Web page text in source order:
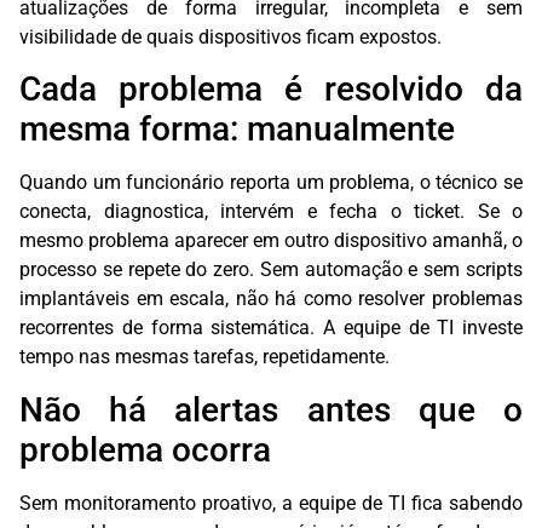
atualizações de forma irregular, incompleta e sem
visibilidade de quais dispositivos ficam expostos.
Cada problema é resolvido da
mesma forma: manualmente
Quando um funcionário reporta um problema, o técnico se
conecta, diagnostica, intervém e fecha o ticket. Se o
mesmo problema aparecer em outro dispositivo amanhã, o
processo se repete do zero. Sem automação e sem scripts
implantáveis em escala, não há como resolver problemas
recorrentes de forma sistemática. A equipe de TI investe
tempo nas mesmas tarefas, repetidamente.
Não há alertas antes que o
problema ocorra
Sem monitoramento proativo, a equipe de TI fica sabendo